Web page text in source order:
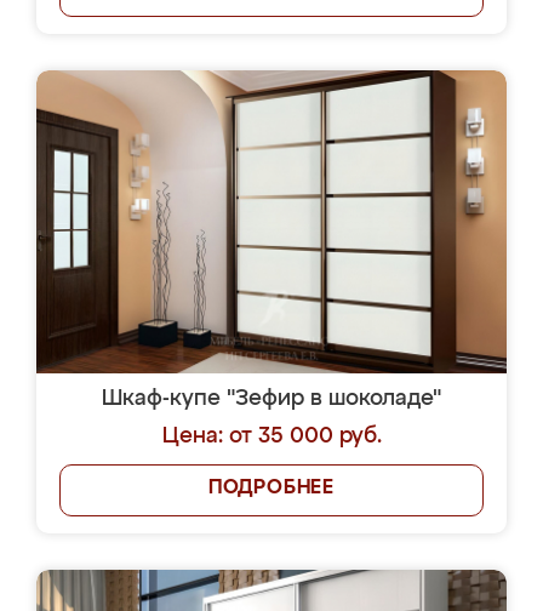
Шкаф-купе "Зефир в шоколаде"
Цена: от 35 000 руб.
ПОДРОБНЕЕ